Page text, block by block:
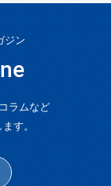
ジン
ラムなど
す。